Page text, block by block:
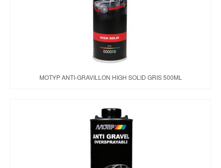
MOTYP ANTI-GRAVILLON HIGH SOLID GRIS 500ML